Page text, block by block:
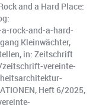
and a Hard Place:
rock-and-a-hard-
Kleinwächter,
in: Zeitschrift
zeitschrift-vereinte-
Heft 6/2025,